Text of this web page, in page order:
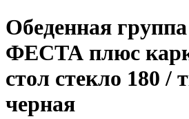
Обеденная
ФЕСТА плюс
стол стекло 180 /
черная